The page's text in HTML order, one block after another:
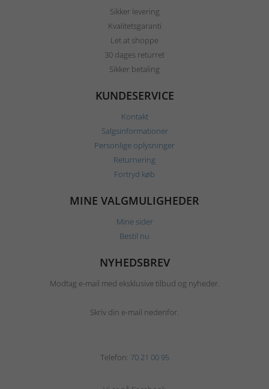
Sikker levering
Kvalitetsgaranti
Let at shoppe
30 dages returret
Sikker betaling
KUNDESERVICE
Kontakt
Salgsinformationer
Personlige oplysninger
Returnering
Fortryd køb
MINE VALGMULIGHEDER
Mine sider
Bestil nu
NYHEDSBREV
Modtag e-mail med eksklusive tilbud og nyheder.
Skriv din e-mail nedenfor.
Telefon: 70 21 00 95